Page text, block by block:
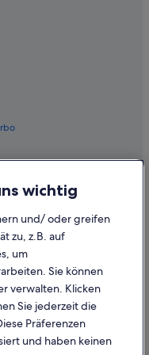
(VIE)
(VIE)
(VIE)
wichtig
und/ oder greifen
zu, z.B. auf
um
Sie können
verwalten. Klicken
Sie jederzeit die
Präferenzen
und haben keinen